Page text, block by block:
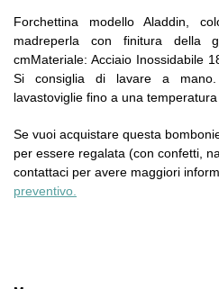
Forchettina modello Aladdin,
madreperla con finitura della
cmMateriale: Acciaio Inossidabile
Si consiglia di lavare a
lavastoviglie fino a una temperatura
Se vuoi acquistare questa
per essere regalata (con confetti,
contattaci per avere maggiori
preventivo.